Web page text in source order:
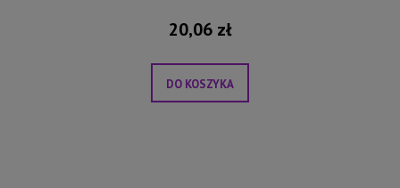
20,06 zł
DO KOSZYKA